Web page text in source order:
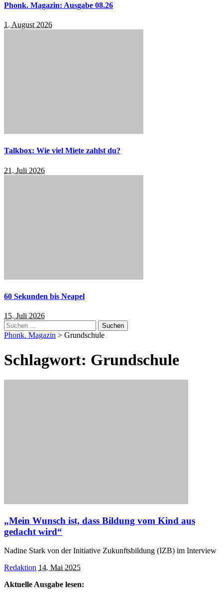
Phonk. Magazin: Ausgabe 08.26
1. August 2026
Talkbox: Wie viel Miete zahlst du?
21. Juli 2026
60 Sekunden bis Neapel
15. Juli 2026
Suchen
nach:
Phonk. Magazin > Grundschule
Schlagwort: Grundschule
„Mein Wunsch ist, dass Bildung vom Kind aus
gedacht wird“
Nadine Stark von der Initiative Zukunftsbildung (IZB) im Interview
Posted
Redaktion 14. Mai 2025
Aktuelle Ausgabe lesen: